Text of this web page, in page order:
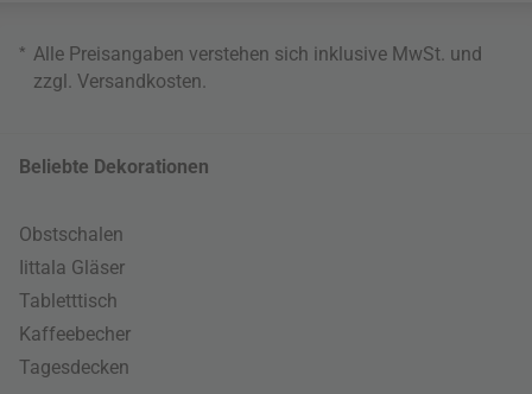
* Alle Preisangaben verstehen sich inklusive MwSt. und
zzgl. Versandkosten
Beliebte Dekorationen
Obstschalen
Iittala Gläser
Tabletttisch
Kaffeebecher
Tagesdecken